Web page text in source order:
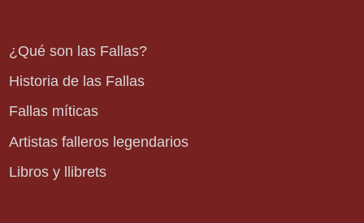
¿Qué son las Fallas?
Historia de las Fallas
Fallas míticas
Artistas falleros legendarios
Libros y llibrets